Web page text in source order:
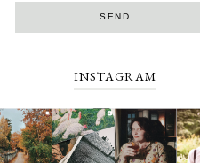
INSTAGRAM